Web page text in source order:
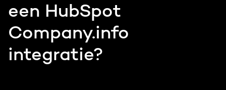
een HubSpot
Company.info
integratie?